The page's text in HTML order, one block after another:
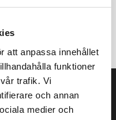
att anpassa innehållet
funktioner
trafik. Vi
och annan
medier och
ditt val.